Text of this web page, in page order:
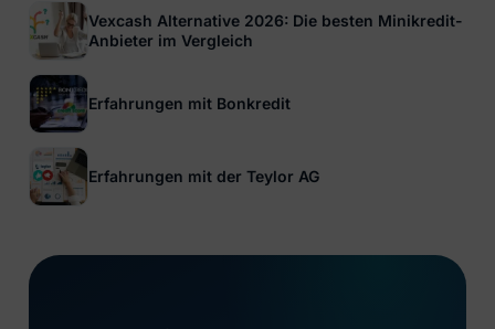
Vexcash Alternative 2026: Die besten Minikredit-
Anbieter im Vergleich
Erfahrungen mit Bonkredit
Erfahrungen mit der Teylor AG